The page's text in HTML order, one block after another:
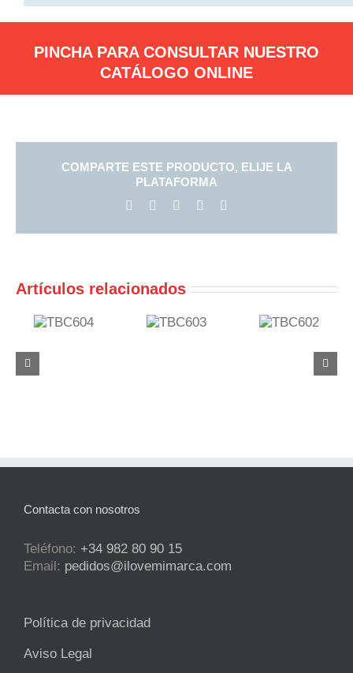
PINCHA PARA CONSULTAR NUESTRO
CATÁLOGO ONLINE
COMPARTE ESTE PRODUCTO, ELIJE LA
PLATAFORMA
Facebook LinkedInPinterest
Artículos relacionados
TBC637
Contacta con nosotros
Teléfono: +34 982 80 90 15
Email: pedidos@ilovemimarca.com
Política de privacidad
Aviso Legal